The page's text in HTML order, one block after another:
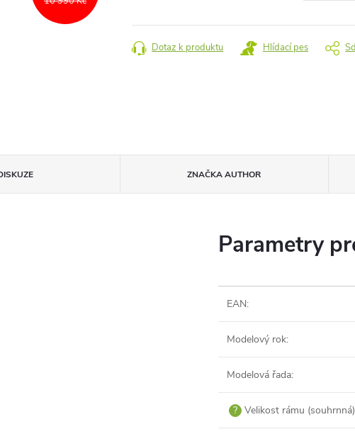
cena:
Dotaz k produktu Hlídací pes
ZNAČKAAUTHOR
Parametry
EAN:
Modelový rok:
Modelová řada:
? Velikost rámu (souhrnná)